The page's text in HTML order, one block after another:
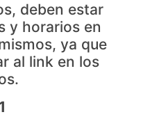
deben estar
y horarios en
ya que
al link en los